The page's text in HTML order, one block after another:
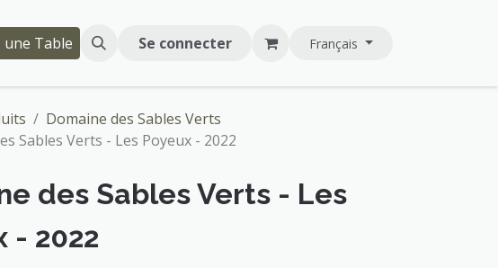
une Table Se connecter Français
Domaine des Sables Verts
Sables Verts - Les Poyeux - 2022
des Sables Verts - Les
- 2022